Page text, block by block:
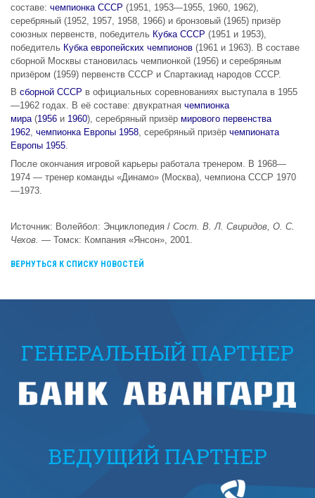
составе: чемпионка СССР (1951, 1953—1955, 1960, 1962),
серебряный (1952, 1957, 1958, 1966) и бронзовый (1965) призёр
союзных первенств, победитель Кубка СССР (1951 и 1953),
победитель Кубка европейских чемпионов (1961 и 1963). В составе
сборной Москвы становилась чемпионкой (1956) и серебряным
призёром (1959) первенств СССР и Спартакиад народов СССР.
В сборной СССР в официальных соревнованиях выступала в 1955
—1962 годах. В её составе: двукратная чемпионка
мира(1956 и 1960), серебряный призёр мирового первенства
1962, чемпионка Европы 1958, серебряный призёр чемпионата
Европы 1955.
После окончания игровой карьеры работала тренером. В 1968—
1974 — тренер команды «Динамо» (Москва), чемпиона СССР 1970
—1973.
Источник: Волейбол: Энциклопедия / Сост. В. Л. Свиридов, О. С.
Чехов. — Томск: Компания «Янсон», 2001.
ВЕРНУТЬСЯ К СПИСКУ НОВОСТЕЙ
ГЕНЕРАЛЬНЫЙ ПАРТНЕР
ВЕДУЩИЙ ПАРТНЕР